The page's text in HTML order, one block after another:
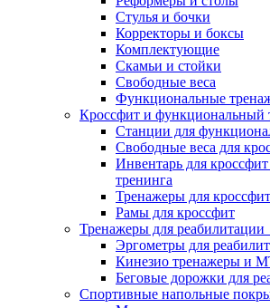
Стулья и бочки
Корректоры и боксы
Комплектующие
Скамьи и стойки
Свободные веса
Функциональные
Кроссфит и функциональный
Станции для
Свободные веса для
Инвентарь для
тренинга
Тренажеры для кроссфит
Рамы для кроссфит
Тренажеры для реабилитации
Эргометры для
Кинезио тренажеры и
Беговые дорожки для
Спортивные напольные